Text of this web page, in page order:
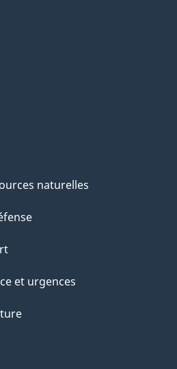
naturelles
et urgences